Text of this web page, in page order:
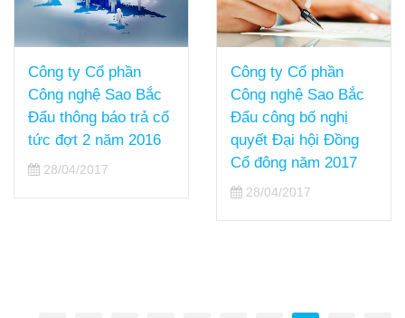
Công ty Cổ phần
Công nghệ Sao Bắc
Đẩu thông báo trả cổ
tức đợt 2 năm 2016
28/04/2017
Công ty Cổ phần
Công nghệ Sao Bắc
Đẩu công bố nghị
quyết Đại hội Đồng
Cổ đông năm 2017
28/04/2017